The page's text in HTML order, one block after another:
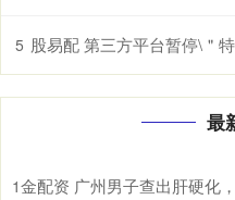
5 股易配 第三方平台暂停\＂特
最
1